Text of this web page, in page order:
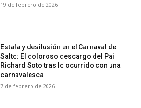
19 de febrero de 2026
Estafa y desilusión en el Carnaval de
Salto: El doloroso descargo del Pai
Richard Soto tras lo ocurrido con una
carnavalesca
7 de febrero de 2026